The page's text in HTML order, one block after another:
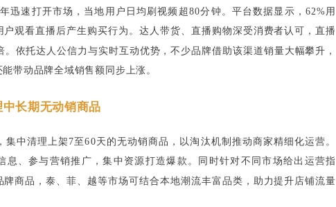
迅速打开市场，当地用户日均刷视频超80分钟。平台数据显示，62%用
户观看直播后产生购买行为。达人带货、直播购物深受消费者认可，直播
。依托达人公信力与实时互动优势，不少品牌借助该渠道销量大幅攀升，
带动品牌全域销售额同步上涨。
长期无动销商品
集中清理上架7至60天的无动销商品，以淘汰机制推动商家精细化运营。
息、参与营销推广，集中资源打造爆款。同时针对不同市场给出运营指
牌商品，泰、菲、越等市场可结合本地潮流丰富品类，助力提升店铺流量